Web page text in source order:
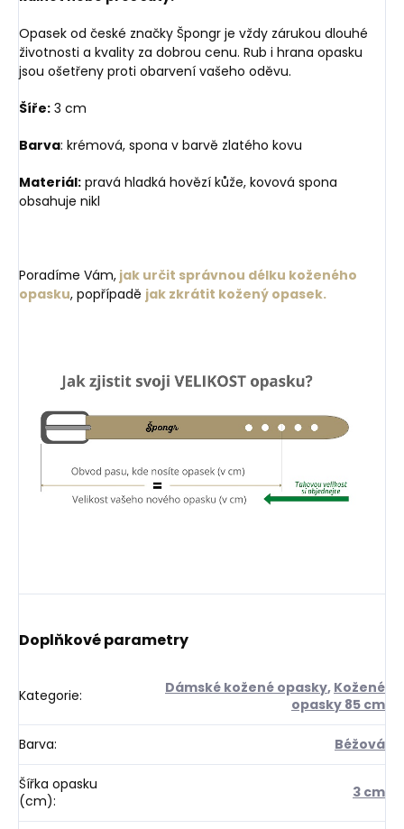
Opasek od české značky Špongr je vždy zárukou dlouhé
životnosti a kvality za dobrou cenu. Rub i hrana opasku
jsou ošetřeny proti obarvení vašeho oděvu.
Šíře: 3 cm
Barva: krémová, spona v barvě zlatého kovu
Materiál: pravá hladká hovězí kůže, kovová spona
obsahuje nikl
Poradíme Vám, jak určit správnou délku koženého
opasku, popřípadě jak zkrátit kožený opasek.
Doplňkové parametry
Kategorie: Dámské kožené opasky, Kožené
opasky 85 cm
Barva: Béžová
Šířka opasku
(cm): 3 cm